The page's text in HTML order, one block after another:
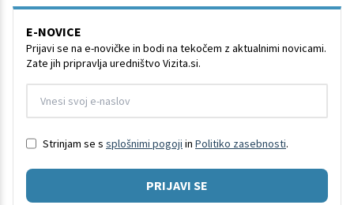
E-NOVICE
Prijavi se na e-novičke in bodi na tekočem z aktualnimi novicami.
Zate jih pripravlja uredništvo Vizita.si.
Strinjam se s splošnimi pogoji in Politiko zasebnosti.
PRIJAVI SE